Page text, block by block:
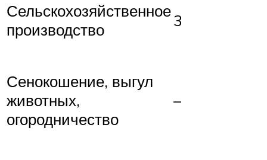
Сельскохозяйственное
производство
3
Сенокошение, выгул
животных,
огородничество
–